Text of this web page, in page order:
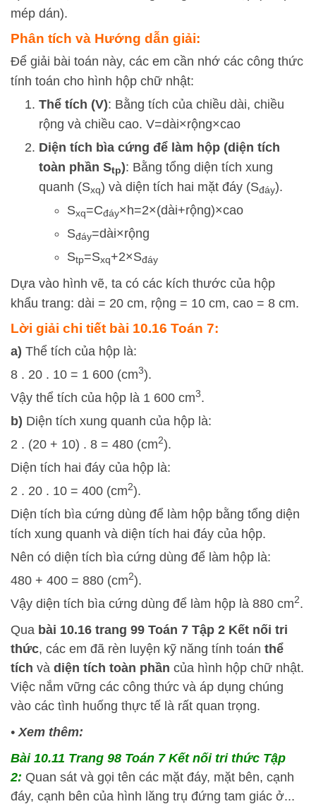
mép dán).
Phân tích và Hướng dẫn giải:
Để giải bài toán này, các em cần nhớ các công thức
tính toán cho hình hộp chữ nhật:
Thể tích (V): Bằng tích của chiều dài, chiều
rộng và chiều cao. V=dài×rộng×cao
Diện tích bìa cứng để làm hộp (diện tích
toàn phần Stp): Bằng tổng diện tích xung
quanh (Sxq) và diện tích hai mặt đáy (Sđáy).
Sxq=Cđáy× h=2×(dài+rộng)×cao
Sđáy=dài×rộng
Stp=Sxq+2×Sđáy
Dựa vào hình vẽ, ta có các kích thước của hộp
khẩu trang: dài = 20 cm, rộng = 10 cm, cao = 8 cm.
Lời giải chi tiết bài 10.16 Toán 7:
a) Thể tích của hộp là:
8 . 20 . 10 = 1 600 (cm3).
Vậy thể tích của hộp là 1 600 cm3.
b) Diện tích xung quanh của hộp là:
2 . (20 + 10) . 8 = 480 (cm2).
Diện tích hai đáy của hộp là:
2 . 20 . 10 = 400 (cm2).
Diện tích bìa cứng dùng để làm hộp bằng tổng diện
tích xung quanh và diện tích hai đáy của hộp.
Nên có diện tích bìa cứng dùng để làm hộp là:
480 + 400 = 880 (cm2).
Vậy diện tích bìa cứng dùng để làm hộp là 880 cm2.
Qua bài 10.16 trang 99 Toán 7 Tập 2 Kết nối tri
thức, các em đã rèn luyện kỹ năng tính toán thể
tích và diện tích toàn phần của hình hộp chữ nhật.
Việc nắm vững các công thức và áp dụng chúng
vào các tình huống thực tế là rất quan trọng.
•Xem thêm:
Bài 10.11 Trang 98 Toán 7 Kết nối tri thức Tập
2: Quan sát và gọi tên các mặt đáy, mặt bên, cạnh
đáy, cạnh bên của hình lăng trụ đứng tam giác ở...